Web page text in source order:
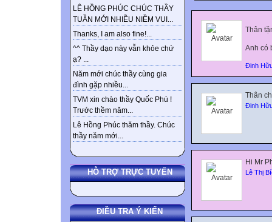
LÊ HỒNG PHÚC CHÚC THẦY
TUẦN MỚI NHIỀU NIỀM VUI...
Thanks, I am also fine!...
^^ Thầy dạo này vẫn khỏe chứ
ạ? ...
Năm mới chúc thầy cùng gia
đình gặp nhiều...
TVM xin chào thầy Quốc Phú !
Trước thềm năm...
Lê Hồng Phúc thăm thầy. Chúc
thầy năm mới...
HỖ TRỢ TRỰC TUYẾN
ĐIỀU TRA Ý KIẾN
Làm bài tập
Bài 21.2 : Có
chúng lại gần
Trả lời : Nếu 2
lại gần nhau 
thì khi đổi đầu
Bài 21.3: Nêu
Trả lời : Có thể
+ Để thanh
xác định tên
giữa 2 nam
Kiểm tra bài cũ
Thân
Anh có
Đinh
Thân
Đinh
Hi Mr
Lê Thị